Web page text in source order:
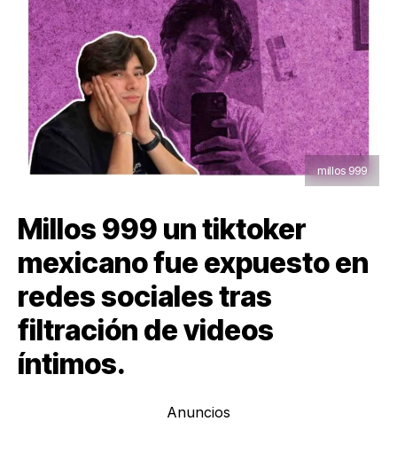
millos 999
Millos 999 un tiktoker
mexicano fue expuesto en
redes sociales tras
filtración de videos
íntimos.
Anuncios